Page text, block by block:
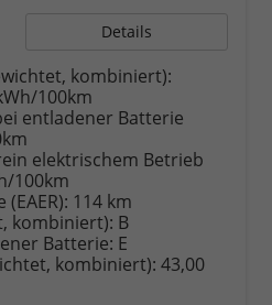
Details
kombiniert):
100km
entladener Batterie
elektrischem Betrieb
100km
114 km
kombiniert): B
Batterie: E
kombiniert): 43,00